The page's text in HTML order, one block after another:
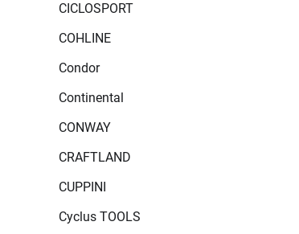
CICLOSPORT
COHLINE
Condor
Continental
CONWAY
CRAFTLAND
CUPPINI
Cyclus TOOLS